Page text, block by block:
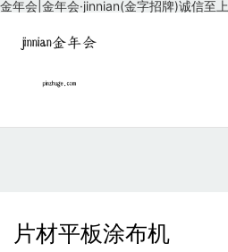
金年会|金年会·jinnian(金字招牌)诚信至上
片材平板涂布机